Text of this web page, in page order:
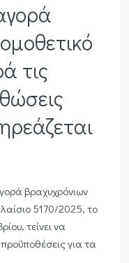
τις
βραχυχρόνιων
5170/2025, το
τείνει να
για τα